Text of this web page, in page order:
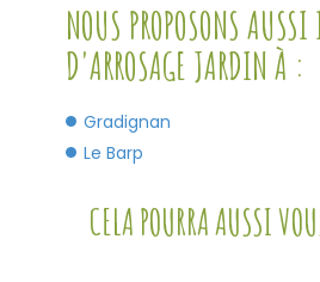
NOUS PROPOSONS
D'ARROSAGE JARDIN À :
Gradignan
Le Barp
CELA POURRA AUSSI